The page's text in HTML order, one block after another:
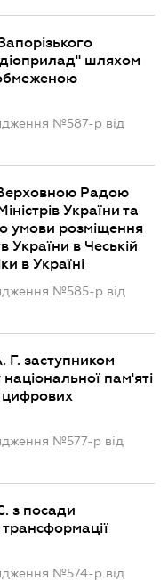
шляхом
№587-р від
Радою
України та
умови розміщення
в Чеській
в Україні
№585-р від
Г. заступником
національної пам'яті
цифрових
№577-р від
з посади
№574-р від